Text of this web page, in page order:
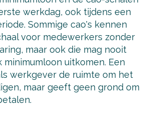
werkdag, ook tijdens een
Sommige cao's kennen
voor medewerkers zonder
maar ook die mag nooit
uitkomen. Een
werkgever de ruimte om het
maar geeft geen grond om